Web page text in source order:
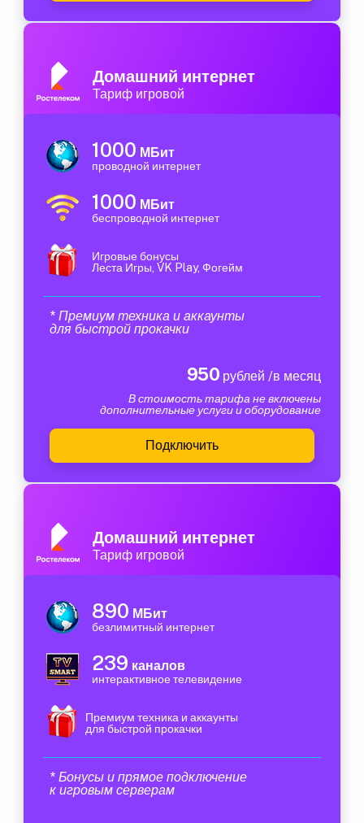
Домашний интернет
Тариф игровой
1000 МБит
проводной интернет
1000 МБит
беспроводной интернет
Игровые бонусы
Леста Игры, VK Play, Фогейм
* Премиум техника и аккаунты
для быстрой прокачки
950 рублей /в месяц
В стоимость тарифа не включены
дополнительные услуги и оборудование
Подключить
Домашний интернет
Тариф игровой
890 МБит
безлимитный интернет
239 каналов
интерактивное телевидение
Премиум техника и аккаунты
для быстрой прокачки
* Бонусы и прямое подключение
к игровым серверам